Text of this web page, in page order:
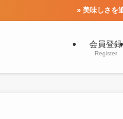
» 美味しさを
会員登録
Register